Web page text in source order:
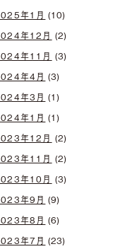
年1月 (10)
年12月 (2)
年11月 (3)
年4月 (3)
年3月 (1)
年1月 (1)
年12月 (2)
年11月 (2)
年10月 (3)
年9月 (9)
年8月 (6)
年7月 (23)